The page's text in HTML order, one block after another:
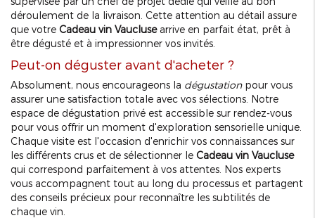
déroulement de la livraison. Cette attention au détail assure
que votre Cadeau vin Vauclusearrive en parfait état, prêt à
être dégusté et à impressionner vos invités.
Peut-on déguster avant d'acheter ?
Absolument, nous encourageons la dégustationpour vous
assurer une satisfaction totale avec vos sélections. Notre
espace de dégustation privé est accessible sur rendez-vous
pour vous offrir un moment d'exploration sensorielle unique.
Chaque visite est l'occasion d'enrichir vos connaissances sur
les différents crus et de sélectionner le Cadeau vin Vaucluse
qui correspond parfaitement à vos attentes. Nos experts
vous accompagnent tout au long du processus et partagent
des conseils précieux pour reconnaître les subtilités de
chaque vin.